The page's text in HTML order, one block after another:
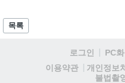
목록
로그인 PC화
이용약관
개인정보
불법촬